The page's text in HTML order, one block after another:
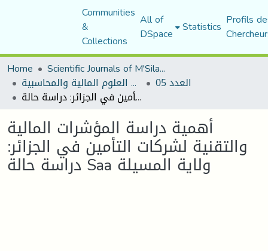
Communities
&
Collections
All of
DSpace Statistics Profils
Home
Scientific Journals of M'Sila University
مجلة البحوث في العلوم المالية والمحاسبية العدد 05
أهمية دراسة المؤشرات المالية والتقنية لشركات التأمين في الجزائر: دراسة حالة Saa ولاية المسيلة
أهمية دراسة المؤشرات المالية
والتقنية لشركات التأمين في الجزائر:
دراسة حالة Saa ولاية المسيلة